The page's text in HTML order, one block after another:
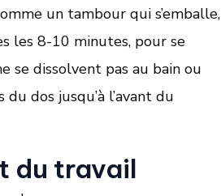
un tambour qui s’emballe,
les 8-10 minutes, pour se
se dissolvent pas au bain ou
dos jusqu’à l’avant du
du travail